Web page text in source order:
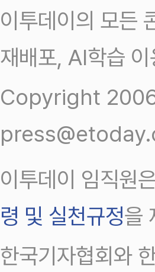
이투데이의 모든
재배포, AI학습
Copyright
이투데이 임직원
령 및 실천규정을
한국기자협회와